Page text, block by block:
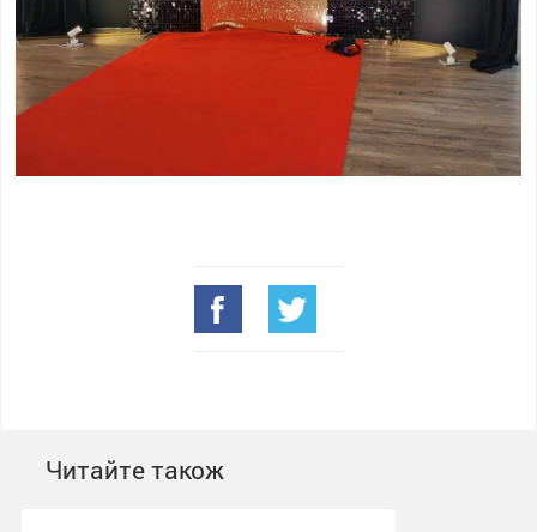
Читайте також